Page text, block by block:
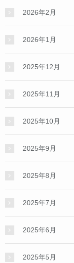
2026年2月
2026年1月
2025年12月
2025年11月
2025年10月
2025年9月
2025年8月
2025年7月
2025年6月
2025年5月